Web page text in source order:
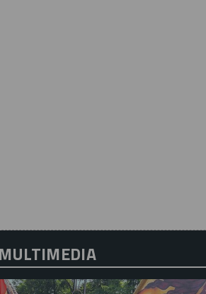
MULTIMEDIA